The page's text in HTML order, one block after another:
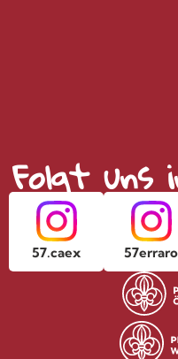
Folgt uns
57.caex 57erraro